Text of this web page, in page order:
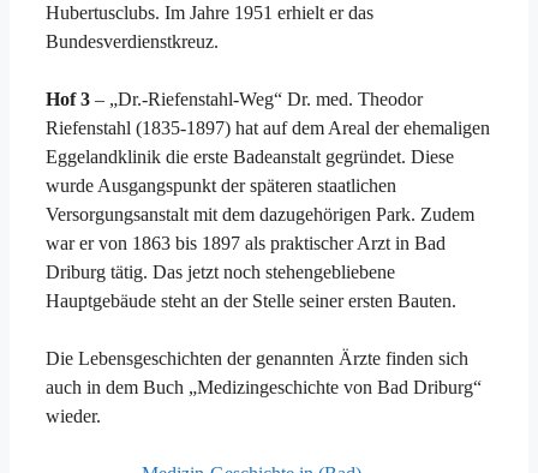
Hubertusclubs. Im Jahre 1951 erhielt er das
Bundesverdienstkreuz.
Hof 3 – „Dr.-Riefenstahl-Weg“ Dr. med. Theodor
Riefenstahl (1835-1897) hat auf dem Areal der ehemaligen
Eggelandklinik die erste Badeanstalt gegründet. Diese
wurde Ausgangspunkt der späteren staatlichen
Versorgungsanstalt mit dem dazugehörigen Park. Zudem
war er von 1863 bis 1897 als praktischer Arzt in Bad
Driburg tätig. Das jetzt noch stehengebliebene
Hauptgebäude steht an der Stelle seiner ersten Bauten.
Die Lebensgeschichten der genannten Ärzte finden sich
auch in dem Buch „Medizingeschichte von Bad Driburg“
wieder.